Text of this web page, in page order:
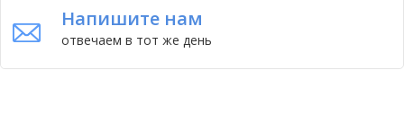
Напишите нам
отвечаем в тот же день